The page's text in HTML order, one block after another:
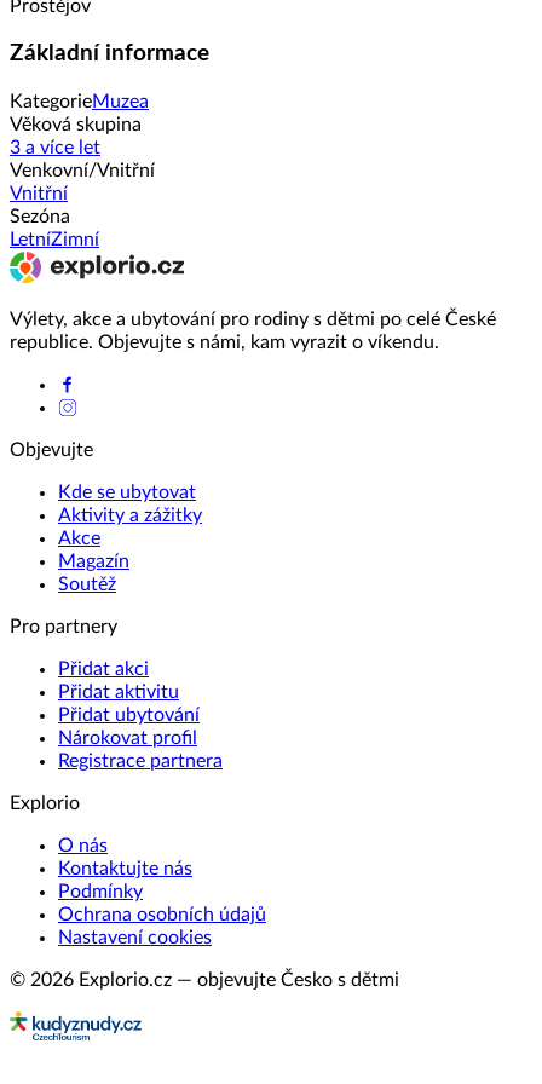
Prostějov
Základní informace
KategorieMuzea
Věková skupina
3 a více let
Venkovní/Vnitřní
Vnitřní
Sezóna
LetníZimní
Výlety, akce a ubytování pro rodiny s dětmi po celé České
republice. Objevujte s námi, kam vyrazit o víkendu.
Objevujte
Kde se ubytovat
Aktivity a zážitky
Akce
Magazín
Soutěž
Pro partnery
Přidat akci
Přidat aktivitu
Přidat ubytování
Nárokovat profil
Registrace partnera
Explorio
O nás
Kontaktujte nás
Podmínky
Ochrana osobních údajů
Nastavení cookies
© 2026 Explorio.cz — objevujte Česko s dětmi